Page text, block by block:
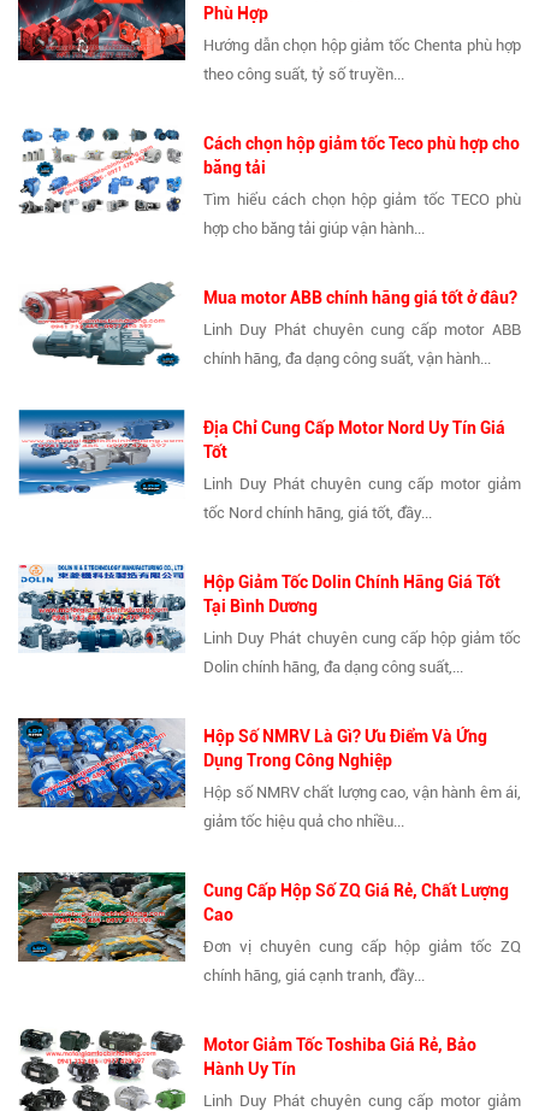
Phù Hợp
Hướng dẫn chọn hộp giảm tốc Chenta phù hợp
theo công suất, tỷ số truyền...
Cách chọn hộp giảm tốc Teco phù hợp cho
băng tải
Tìm hiểu cách chọn hộp giảm tốc TECO phù
hợp cho băng tải giúp vận hành...
Mua motor ABB chính hãng giá tốt ở đâu?
Linh Duy Phát chuyên cung cấp motor ABB
chính hãng, đa dạng công suất, vận hành...
Địa Chỉ Cung Cấp Motor Nord Uy Tín Giá
Tốt
Linh Duy Phát chuyên cung cấp motor giảm
tốc Nord chính hãng, giá tốt, đầy...
Hộp Giảm Tốc Dolin Chính Hãng Giá Tốt
Tại Bình Dương
Linh Duy Phát chuyên cung cấp hộp giảm tốc
Dolin chính hãng, đa dạng công suất,...
Hộp Số NMRV Là Gì? Ưu Điểm Và Ứng
Dụng Trong Công Nghiệp
Hộp số NMRV chất lượng cao, vận hành êm ái,
giảm tốc hiệu quả cho nhiều...
Cung Cấp Hộp Số ZQ Giá Rẻ, Chất Lượng
Cao
Đơn vị chuyên cung cấp hộp giảm tốc ZQ
chính hãng, giá cạnh tranh, đầy...
Motor Giảm Tốc Toshiba Giá Rẻ, Bảo
Hành Uy Tín
Linh Duy Phát chuyên cung cấp motor giảm